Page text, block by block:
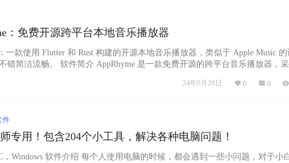
：免费开源跨平台本地音乐播放器
一款使用 Flutter 和 Rust 构建的开源本地音乐播放器，类似于 Apple Music 的
错简洁流畅。 软件简介 AppRhyme 是一款免费开源的跨平台音乐播放器，采
显示等功能，并允许用户自定义音源，适用于 Android、iO…...
24年6月28日 0 0
件
专用！包含204个小工具，解决各种电脑问题！
，Windows 软件介绍 每个人使用电脑的时候，都会遇到一些小问题，对于小